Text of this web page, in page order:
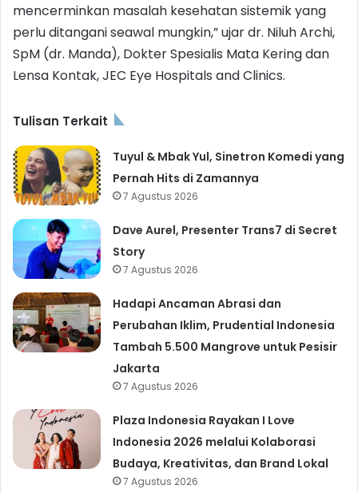
mencerminkan masalah kesehatan sistemik yang
perlu ditangani seawal mungkin,” ujar dr. Niluh Archi,
SpM (dr. Manda), Dokter Spesialis Mata Kering dan
Lensa Kontak, JEC Eye Hospitals and Clinics.
Tulisan Terkait
Tuyul & Mbak Yul, Sinetron Komedi yang
Pernah Hits di Zamannya
7 Agustus 2026
Dave Aurel, Presenter Trans7 di Secret
Story
7 Agustus 2026
Hadapi Ancaman Abrasi dan
Perubahan Iklim, Prudential Indonesia
Tambah 5.500 Mangrove untuk Pesisir
Jakarta
7 Agustus 2026
Plaza Indonesia Rayakan I Love
Indonesia 2026 melalui Kolaborasi
Budaya, Kreativitas, dan Brand Lokal
7 Agustus 2026